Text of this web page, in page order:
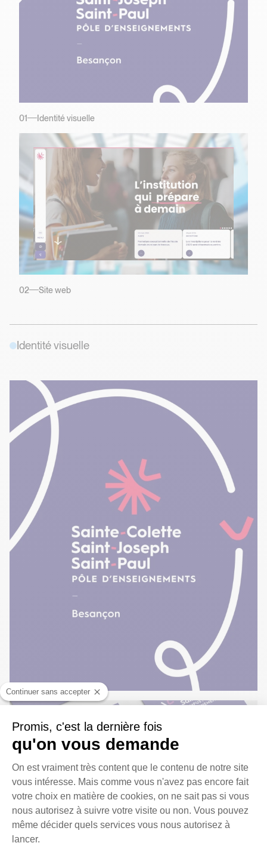
01 Identité visuelle
02 Site web
Identité visuelle
Continuer sans accepter
qu'on vous
demande
Plateforme de Gestion du
On est vraiment très content que le contenu de notre site
vous intéresse. Mais comme vous n'avez pas encore fait
votre choix en matière de cookies, on ne sait pas si vous
nous autorisez à suivre votre visite ou non. Vous pouvez
même décider quels services vous nous autorisez à